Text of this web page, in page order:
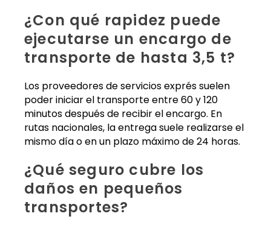
¿Con qué rapidez puede
ejecutarse un encargo de
transporte de hasta 3,5 t?
Los proveedores de servicios exprés suelen
poder iniciar el transporte entre 60 y 120
minutos después de recibir el encargo. En
rutas nacionales, la entrega suele realizarse el
mismo día o en un plazo máximo de 24 horas.
¿Qué seguro cubre los
daños en pequeños
transportes?